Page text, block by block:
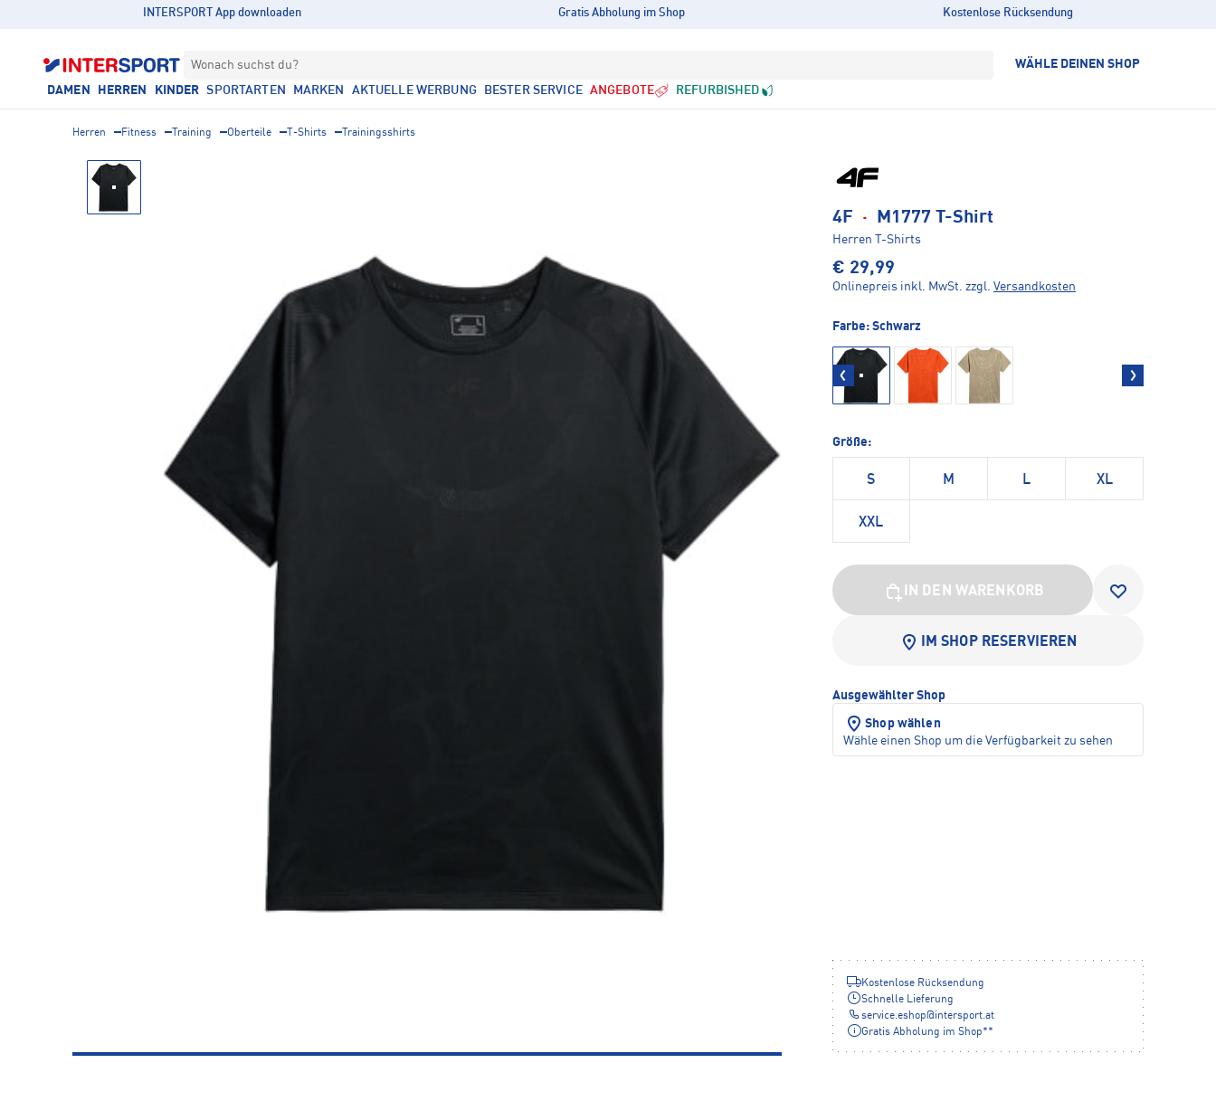
INTERSPORT App downloaden Gratis Abholung im Shop Kostenlose Rücksendung
Wonach suchst du? WÄHLE DEINEN SHOP
DAMEN HERREN KINDER SPORTARTEN MARKEN AKTUELLE WERBUNG BESTER SERVICE ANGEBOTE REFURBISHED
Herren Fitness Training Oberteile T-Shirts Trainingsshirts
4F · M1777 T-Shirt
Herren T-Shirts
€ 29,99
Onlinepreis inkl. MwSt. zzgl. Versandkosten
Farbe: Schwarz
Größe:
S M L XL
XXL
IN DEN WARENKORB
IM SHOP RESERVIEREN
Ausgewählter Shop
Shop wählen
Wähle einen Shop um die Verfügbarkeit zu sehen
Kostenlose Rücksendung
Schnelle Lieferung
service.eshop@intersport.at
Gratis Abholung im Shop**